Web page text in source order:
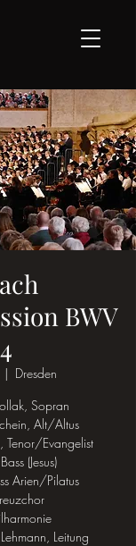
BWV
|
Dresden
Sopran
Alt/Altus
Tenor/Evangelist
(Jesus)
Arien/Pilatus
Leitung